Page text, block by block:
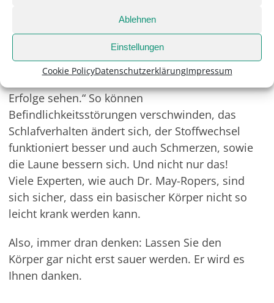
Ablehnen
Einstellungen
Cookie PolicyDatenschutzerklärungImpressum
Hält man sich an diese Empfehlungen, geht es
einem schnell besser. „Eine optimale Basenkur
sollte drei Wochen dauern“, so Dr. May-Ropers.
Erfolge sehen.“ So können
Befindlichkeitsstörungen verschwinden, das
Schlafverhalten ändert sich, der Stoffwechsel
funktioniert besser und auch Schmerzen, sowie
die Laune bessern sich. Und nicht nur das!
Viele Experten, wie auch Dr. May-Ropers, sind
sich sicher, dass ein basischer Körper nicht so
leicht krank werden kann.
Also, immer dran denken: Lassen Sie den
Körper gar nicht erst sauer werden. Er wird es
Ihnen danken.